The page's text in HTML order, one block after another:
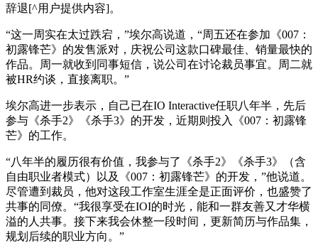
辞退[^用户提供内容]。
“这一周实在太过跌宕，”埃尔高说道，“周五还在参加《007：
初露锋芒》的发售派对，庆祝公司这款口碑最佳、销量最快的
作品。周一就收到同事短信，说公司在讨论裁员事宜。周二就
被HR约谈，直接离职。”
埃尔高进一步表示，自己已在IO Interactive任职八年半，先后
参与《杀手2》《杀手3》的开发，近期则投入《007：初露锋
芒》的工作。
“八年半的履历很有价值，我参与了《杀手2》《杀手3》（含
自由职业者模式）以及《007：初露锋芒》的开发，”他说道。
尽管遭到裁员，他对这段工作室生涯全是正面评价，也盛赞了
共事的同僚。“我很享受在IOI的时光，能和一群友善又才华横
溢的人共事。接下来我会休整一段时间，更新简历与作品集，
规划后续的职业方向。”